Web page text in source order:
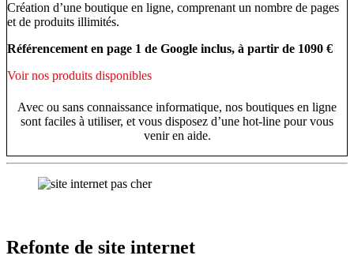
Création d’une boutique en ligne, comprenant un nombre de pages
et de produits illimités.
Référencement en page 1 de Google inclus, à partir de 1090 €
Voir nos produits disponibles
Avec ou sans connaissance informatique, nos boutiques en ligne
sont faciles à utiliser, et vous disposez d’une hot-line pour vous
venir en aide.
Refonte de site internet